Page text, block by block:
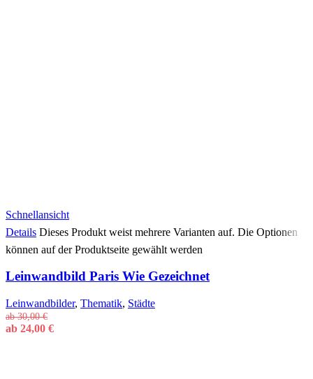
Schnellansicht
Details Dieses Produkt weist mehrere Varianten auf. Die Optionen
können auf der Produktseite gewählt werden
Leinwandbild Paris Wie Gezeichnet
Leinwandbilder, Thematik, Städte
ab30,00€
ab 24,00 €